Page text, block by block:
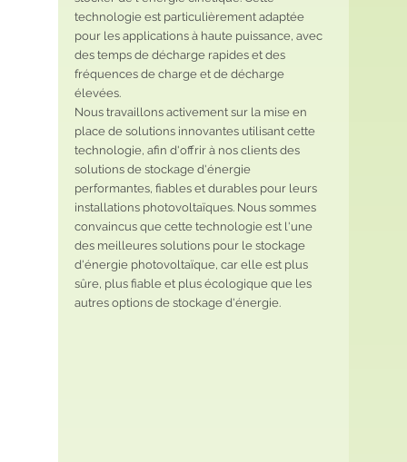
technologie est particulièrement adaptée
pour les applications à haute puissance, avec
des temps de décharge rapides et des
fréquences de charge et de décharge
élevées.
Nous travaillons activement sur la mise en
place de solutions innovantes utilisant cette
technologie, afin d'offrir à nos clients des
solutions de stockage d'énergie
performantes, fiables et durables pour leurs
installations photovoltaïques. Nous sommes
convaincus que cette technologie est l'une
des meilleures solutions pour le stockage
d'énergie photovoltaïque, car elle est plus
sûre, plus fiable et plus écologique que les
autres options de stockage d'énergie.